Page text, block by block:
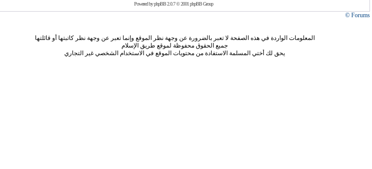
Powered byphpBB2.0.7 © 2001 phpBB Group
Forums ©
المعلومات الواردة في هذه الصفحة لا تعبر بالضرورة عن وجهة نظر الموقع وإنما تعبر عن وجهة نظر كاتبتها أو قائلتها
جميع الحقوق محفوظة لموقع طريق الإسلام
يحق لك أختي المسلمة الاستفادة من محتويات الموقع في الاستخدام الشخصي غير التجاري